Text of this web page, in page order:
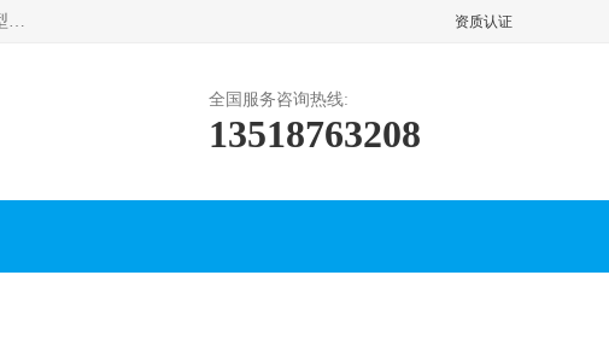
云南实名智科技有限公司是生产、销售、安装为一体的出入口管控设备厂家供应商。主营:电动伸缩门、道闸、广告道闸、重型空降闸、车牌识别、门禁通道、升降柱、岗亭、旗杆等智能设备。主营产品: 电动伸缩门,道闸门禁,车牌识别 生产、销售、安装为一体的出入口管控设备厂家源头供应商。 资质认证
全国服务咨询热线:
13518763208